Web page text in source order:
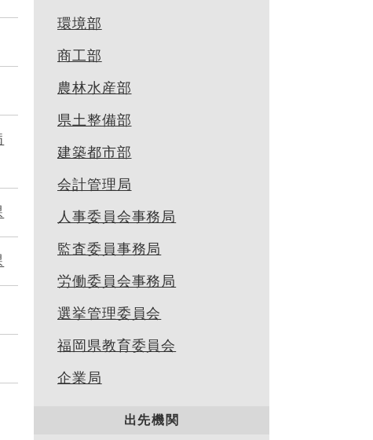
環境部
商工部
農林水産部
県土整備部
建築都市部
会計管理局
人事委員会事務局
監査委員事務局
労働委員会事務局
選挙管理委員会
福岡県教育委員会
企業局
出先機関